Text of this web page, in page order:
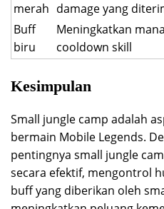
merah damage yang
Buff
biru
Meningkatkan
cooldown skill
Kesimpulan
Small jungle camp adalah
bermain Mobile Legends.
pentingnya small jungle
secara efektif, mengontrol
buff yang diberikan oleh